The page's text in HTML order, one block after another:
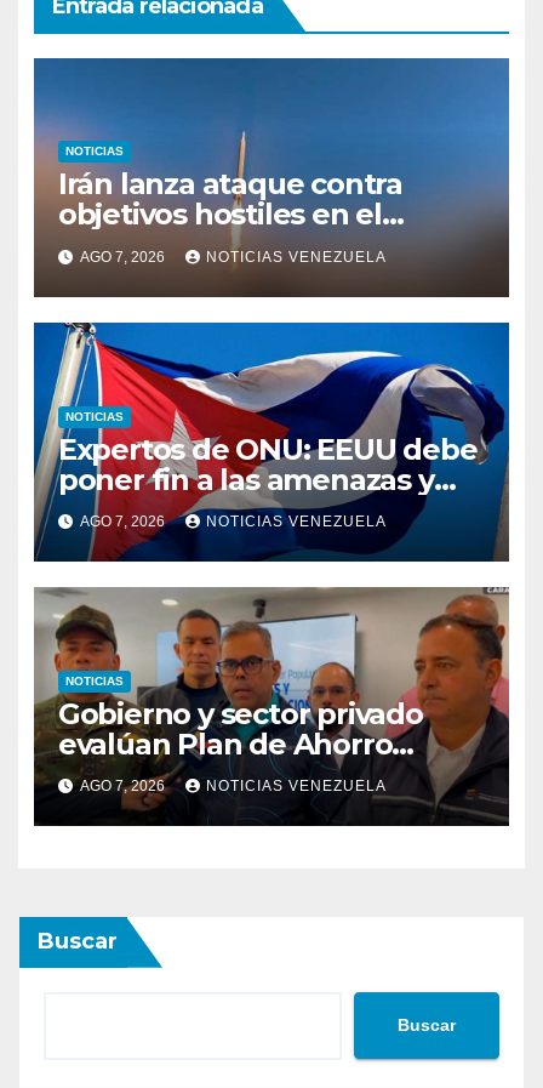
Entrada relacionada
NOTICIAS
Irán lanza ataque contra
objetivos hostiles en el
estrecho de Ormuz
AGO 7, 2026 NOTICIAS VENEZUELA
NOTICIAS
Expertos de ONU: EEUU debe
poner fin a las amenazas y
revocar medidas contra Cuba
AGO 7, 2026 NOTICIAS VENEZUELA
NOTICIAS
Gobierno y sector privado
evalúan Plan de Ahorro
Energético
AGO 7, 2026 NOTICIAS VENEZUELA
Buscar
Buscar